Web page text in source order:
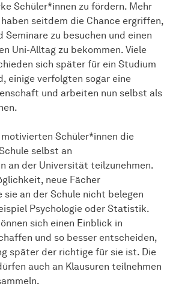
Schüler*innen zu fördern. Mehr
seitdem die Chance ergriffen,
Seminare zu besuchen und einen
Uni-Alltag zu bekommen. Viele
sich später für ein Studium
einige verfolgten sogar eine
und arbeiten nun selbst als
Schüler*innen die
selbst an
an der Universität teilzunehmen.
neue Fächer
sie an der Schule nicht belegen
Psychologie oder Statistik.
sich einen Einblick in
und so besser entscheiden,
später der richtige für sie ist. Die
auch an Klausuren teilnehmen